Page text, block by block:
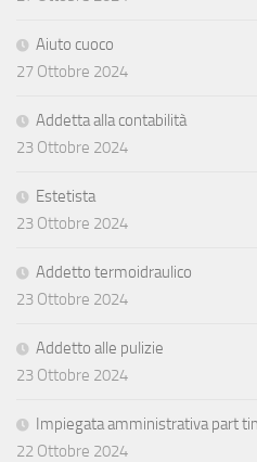
Aiuto cuoco
27 Ottobre 2024
Addetta alla contabilità
23 Ottobre 2024
Estetista
23 Ottobre 2024
Addetto termoidraulico
23 Ottobre 2024
Addetto alle pulizie
23 Ottobre 2024
Impiegata amministrativa part
22 Ottobre 2024